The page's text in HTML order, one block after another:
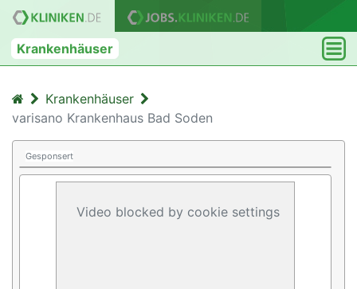
Krankenhäuser
Krankenhäuser
varisano Krankenhaus Bad Soden
Gesponsert
Video blocked by cookie settings